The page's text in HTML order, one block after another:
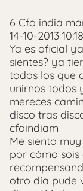
6 Cfo india
14-10-2013 10:18
Ya es oficial
sientes? ya
todos los que
unirnos todos
mereces
disco tras
cfoindiam
Me siento
por cómo sois
otro día pude